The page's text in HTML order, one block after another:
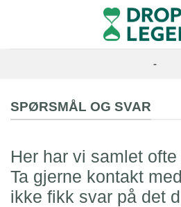
content
-
SPØRSMÅL OG SVAR
Her har vi samlet
Ta gjerne kontakt
ikke fikk svar på det